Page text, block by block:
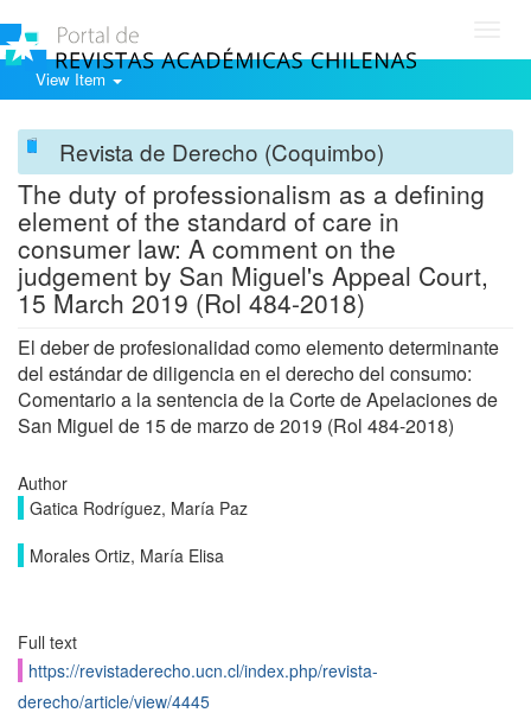
View Item
Revista de Derecho (Coquimbo)
The duty of professionalism as a defining
element of the standard of care in
consumer law: A comment on the
judgement by San Miguel's Appeal Court,
15 March 2019 (Rol 484-2018)
El deber de profesionalidad como elemento determinante
del estándar de diligencia en el derecho del consumo:
Comentario a la sentencia de la Corte de Apelaciones de
San Miguel de 15 de marzo de 2019 (Rol 484-2018)
Author
Gatica Rodríguez, María Paz
Morales Ortiz, María Elisa
Full text
https://revistaderecho.ucn.cl/index.php/revista-
derecho/article/view/4445